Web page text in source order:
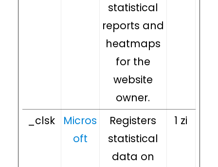
statistical
reports and
heatmaps
for the
website
owner.
_clsk
Micros
oft
Registers
statistical
data on
1 zi